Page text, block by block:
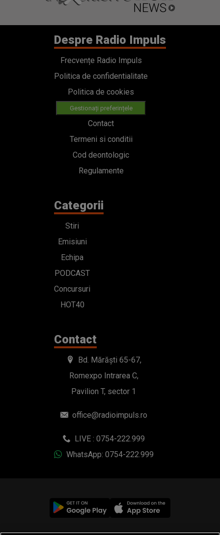
Despre Radio Impuls
Frecvențe Radio Impuls
Politica de confidentialitate
Politica de cookies
Gestionați preferințele
Contact
Termeni si conditii
Cod deontologic
Regulamente
Categorii
Stiri
Emisiuni
Echipa
PODCAST
Concursuri
HOT40
Contact
Bd. Mărăști 65-67,
Romexpo Intrarea C,
Pavilion T, sector 1
office@radioimpuls.ro
LIVE : 0754-222.999
WhatsApp: 0754-222.999